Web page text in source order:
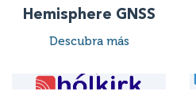
Hemisphere GNSS
Descubra más